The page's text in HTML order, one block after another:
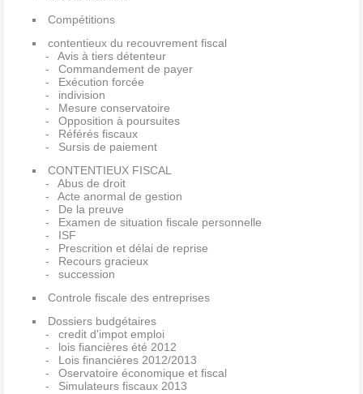
Compétitions
contentieux du recouvrement fiscal
Avis à tiers détenteur
Commandement de payer
Exécution forcée
indivision
Mesure conservatoire
Opposition à poursuites
Référés fiscaux
Sursis de paiement
CONTENTIEUX FISCAL
Abus de droit
Acte anormal de gestion
De la preuve
Examen de situation fiscale personnelle
ISF
Prescrition et délai de reprise
Recours gracieux
succession
Controle fiscale des entreprises
Dossiers budgétaires
credit d'impot emploi
lois fiancières été 2012
Lois financières 2012/2013
Oservatoire économique et fiscal
Simulateurs fiscaux 2013